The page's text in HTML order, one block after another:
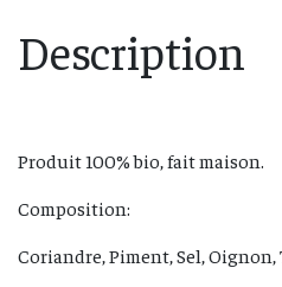
Description
Produit 100% bio, fait maison.
Composition:
Coriandre, Piment, Sel, Oignon,